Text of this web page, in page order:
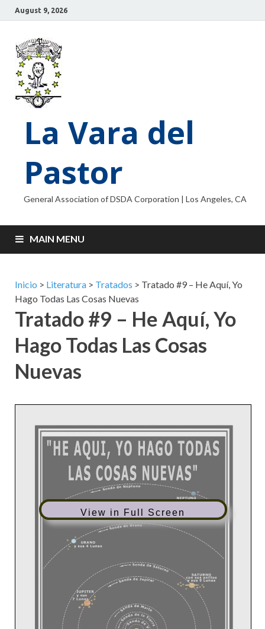
August 9, 2026
La Vara del
Pastor
General Association of DSDA Corporation | Los Angeles, CA
MAIN MENU
Inicio > Literatura > Tratados > Tratado #9 – He Aquí, Yo
Hago Todas Las Cosas Nuevas
Tratado #9 – He Aquí, Yo
Hago Todas Las Cosas
Nuevas
View in Full Screen